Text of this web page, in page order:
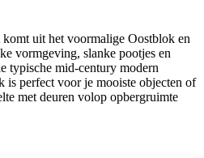
uit het voormalige Oostblok en
vormgeving, slanke pootjes en
typische mid-century modern
is perfect voor je mooiste objecten of
met deuren volop opbergruimte